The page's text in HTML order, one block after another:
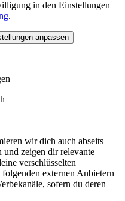
in den Einstellungen
.
anpassen
wir dich auch abseits
und zeigen dir relevante
verschlüsselten
externen Anbietern
sofern du deren